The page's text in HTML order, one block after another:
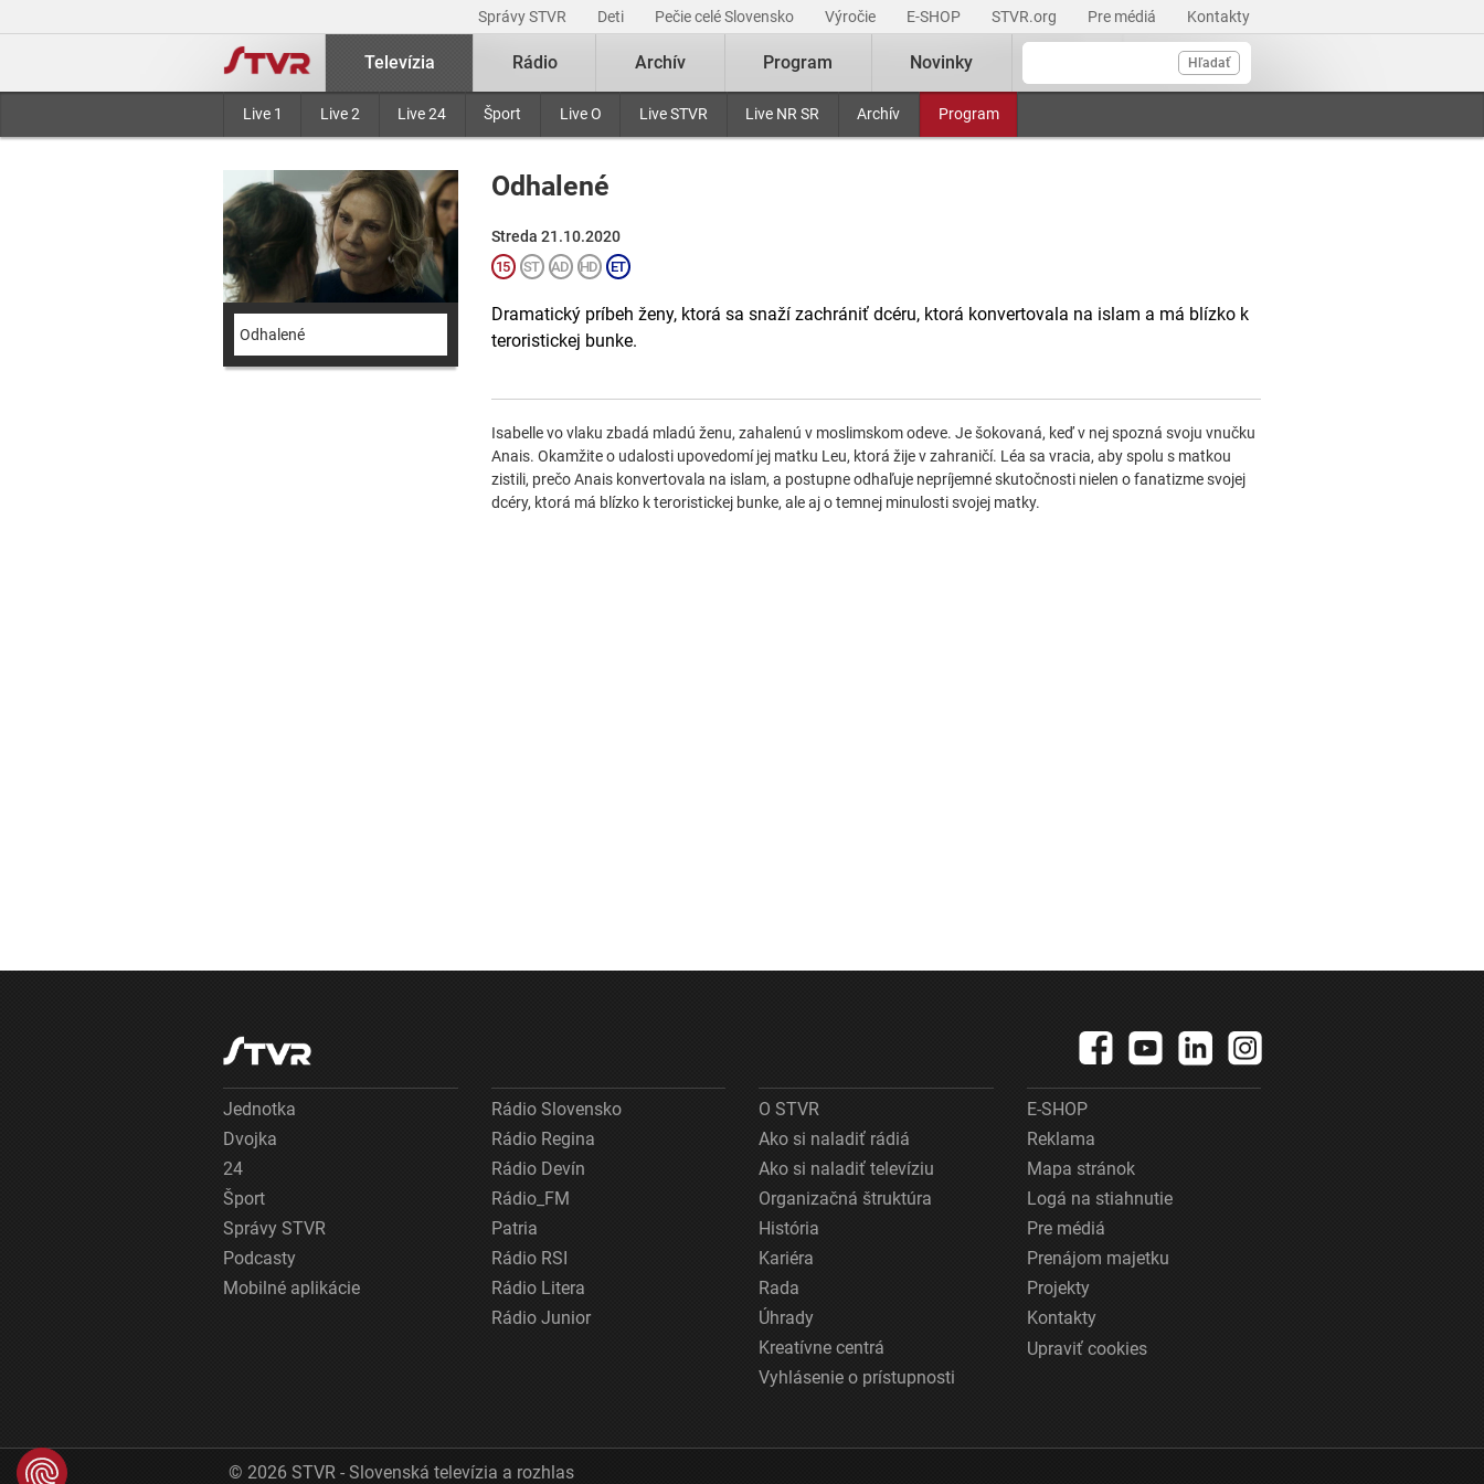
Správy STVR Deti Pečie celé Slovensko Výročie E-SHOP STVR.org Pre médiá Kontakty
Hľadať
Televízia
Live 1 Live 2 Live 24 Šport Live O Live STVR Live NR SR Archív Program
Rádio Archív Program Novinky
Odhalené
Odhalené
Streda 21.10.2020
Dramatický príbeh ženy, ktorá sa snaží zachrániť dcéru, ktorá konvertovala na islam a má blízko k
teroristickej bunke.
Isabelle vo vlaku zbadá mladú ženu, zahalenú v moslimskom odeve. Je šokovaná, keď v nej spozná svoju vnučku
Anais. Okamžite o udalosti upovedomí jej matku Leu, ktorá žije v zahraničí. Léa sa vracia, aby spolu s matkou
zistili, prečo Anais konvertovala na islam, a postupne odhaľuje nepríjemné skutočnosti nielen o fanatizme svojej
dcéry, ktorá má blízko k teroristickej bunke, ale aj o temnej minulosti svojej matky.
Jednotka
Dvojka
24
Šport
Správy STVR
Podcasty
Mobilné aplikácie
Rádio Slovensko
Rádio Regina
Rádio Devín
Rádio_FM
Patria
Rádio RSI
Rádio Litera
Rádio Junior
O STVR
Ako si naladiť rádiá
Ako si naladiť televíziu
Organizačná štruktúra
História
Kariéra
Rada
Úhrady
Kreatívne centrá
Vyhlásenie o prístupnosti
E-SHOP
Reklama
Mapa stránok
Logá na stiahnutie
Pre médiá
Prenájom majetku
Projekty
Kontakty
Upraviť cookies
© 2026 STVR - Slovenská televízia a rozhlas